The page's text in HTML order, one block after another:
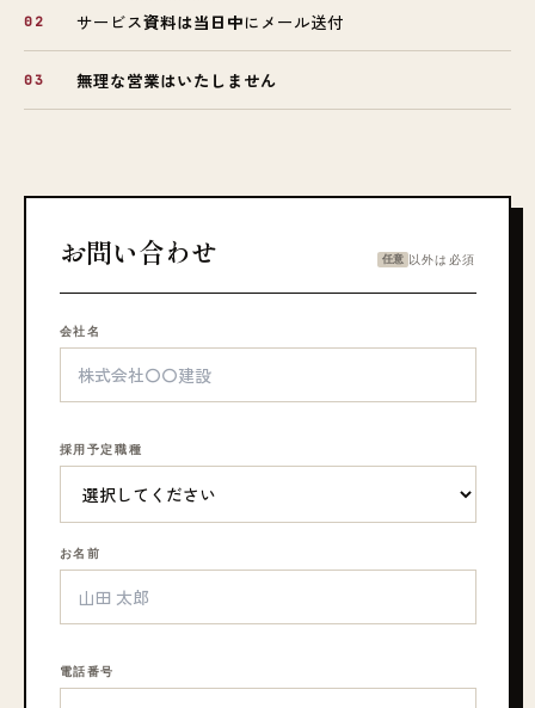
02 サービス資料は当日中にメール送付
03 無理な営業はいたしません
お問い合わせ 任意 以外は必須
会社名
採用予定職種
お名前
電話番号